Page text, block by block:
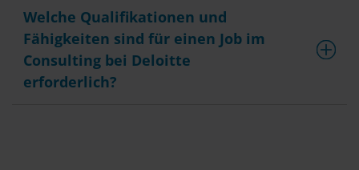
Welche Qualifikationen und
Fähigkeiten sind für einen Job im
Consulting bei Deloitte
erforderlich?